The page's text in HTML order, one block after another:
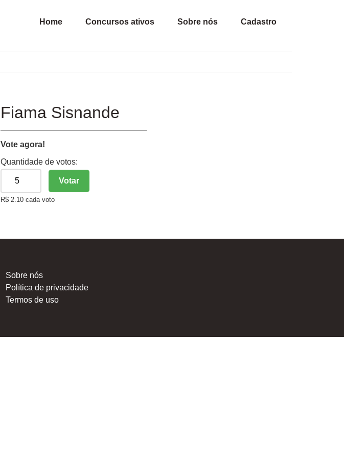
Home Concursos ativos Sobre nós Cadastro
Fiama Sisnande
Vote agora!
Quantidade de votos:
Votar
R$ 2.10 cada voto
Sobre nós
Política de privacidade
Termos de uso